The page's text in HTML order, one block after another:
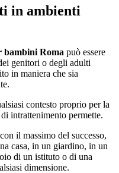
in ambienti
bambini Roma può essere
genitori o degli adulti
in maniera che sia
contesto proprio per la
intrattenimento permette.
il massimo del successo,
casa, in un giardino, in un
di un istituto o di una
dimensione.